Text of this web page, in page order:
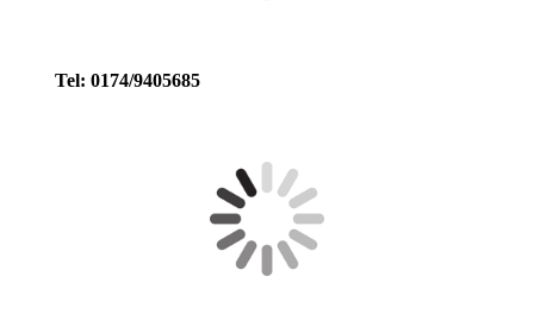
Tel: 0174/9405685